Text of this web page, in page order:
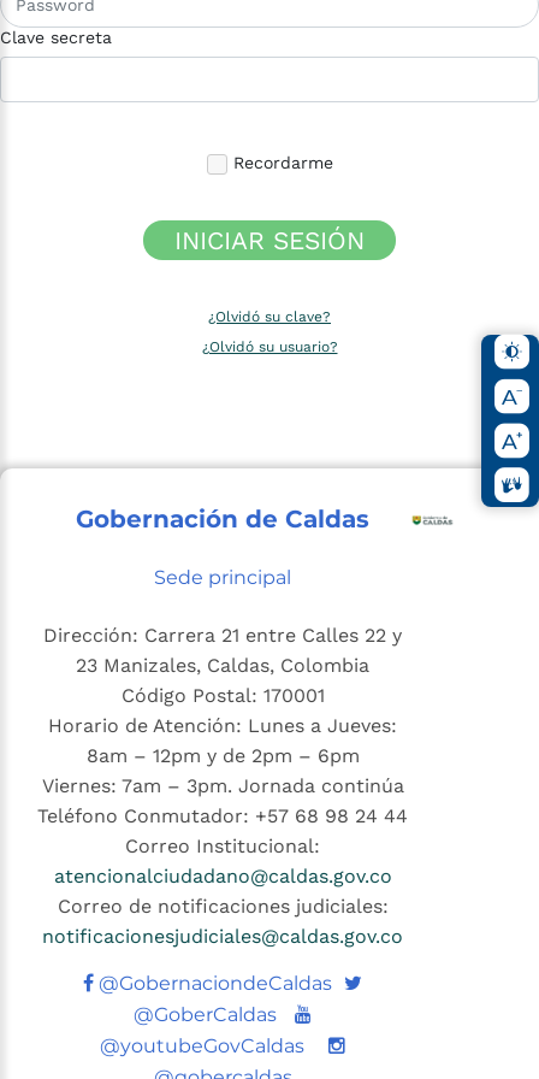
Clave secreta
Recordarme
INICIAR SESIÓN
¿Olvidó su clave?
¿Olvidó su usuario?
Gobernación de Caldas
Sede principal
Dirección: Carrera 21 entre Calles 22 y
23 Manizales, Caldas, Colombia
Código Postal: 170001
Horario de Atención: Lunes a Jueves:
8am – 12pm y de 2pm – 6pm
Viernes: 7am – 3pm. Jornada continúa
Teléfono Conmutador: +57 68 98 24 44
Correo Institucional:
atencionalciudadano@caldas.gov.co
Correo de notificaciones judiciales:
notificacionesjudiciales@caldas.gov.co
@GobernaciondeCaldas Twitter
@GoberCaldas
Youtube
@youtubeGovCaldas